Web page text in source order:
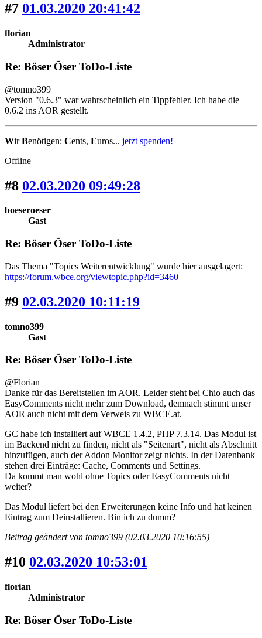
#7 01.03.2020 20:41:42
florian
Administrator
Re: Böser Öser ToDo-Liste
@tomno399
Version "0.6.3" war wahrscheinlich ein Tippfehler. Ich habe die
0.6.2 ins AOR gestellt.
WirBenötigen: Cents, Euros... jetzt spenden!
Offline
#8 02.03.2020 09:49:28
boeseroeser
Gast
Re: Böser Öser ToDo-Liste
Das Thema "Topics Weiterentwicklung" wurde hier ausgelagert:
https://forum.wbce.org/viewtopic.php?id=3460
#9 02.03.2020 10:11:19
tomno399
Gast
Re: Böser Öser ToDo-Liste
@Florian
Danke für das Bereitstellen im AOR. Leider steht bei Chio auch das
EasyComments nicht mehr zum Download, demnach stimmt unser
AOR auch nicht mit dem Verweis zu WBCE.at.
GC habe ich installiert auf WBCE 1.4.2, PHP 7.3.14. Das Modul ist
im Backend nicht zu finden, nicht als "Seitenart", nicht als Abschnitt
hinzufügen, auch der Addon Monitor zeigt nichts. In der Datenbank
stehen drei Einträge: Cache, Comments und Settings.
Da kommt man wohl ohne Topics oder EasyComments nicht
weiter?
Das Modul liefert bei den Erweiterungen keine Info und hat keinen
Eintrag zum Deinstallieren. Bin ich zu dumm?
Beitrag geändert von tomno399 (02.03.2020 10:16:55)
#10 02.03.2020 10:53:01
florian
Administrator
Re: Böser Öser ToDo-Liste